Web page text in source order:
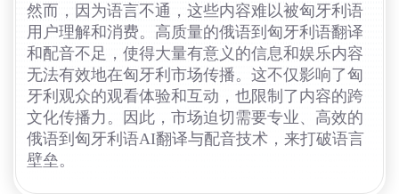
然而，因为语言不通，这些内容难以被匈牙利语
用户理解和消费。高质量的俄语到匈牙利语翻译
和配音不足，使得大量有意义的信息和娱乐内容
无法有效地在匈牙利市场传播。这不仅影响了匈
牙利观众的观看体验和互动，也限制了内容的跨
文化传播力。因此，市场迫切需要专业、高效的
俄语到匈牙利语AI翻译与配音技术，来打破语言
壁垒。